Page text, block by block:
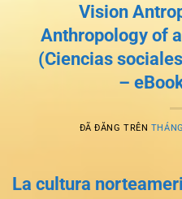
Vision
Anthropology of
(Ciencias
–
ĐÃ ĐĂNG TRÊN
La cultura